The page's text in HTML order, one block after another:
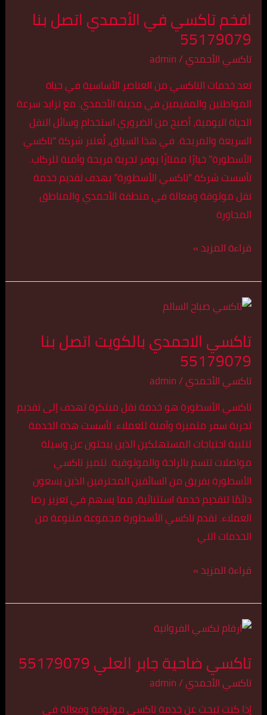
افخم تاكسي في الأحمدي اتصل بنا
55179079
تاكسي الأحمدي/
admin
تعد خدمات التاكسي من العناصر الأساسية في حياة
المواطنين والمقيمين في مدينة الأحمدي. مع تزايد سرعة
الحياة اليومية، أصبح من الضروري استخدام وسائل النقل
السريعة والمريحة. في هذا السياق، تُعتبر شركة “تاكسي
الأسطورة” خيارًا ممتازًا يوفر تجربة مريحة وآمنة للركاب.
تأسست شركة “تاكسي الأسطورة” بهدف تقديم خدمة
نقل موثوقة وفعالة في منطقة الأحمدي والمناطق
المجاورة
في
الأحمدي
اتصل
55179079
قراءة المزيد »
تاكسي الاحمدي بالكويت اتصل بنا
55179079
تاكسي الأحمدي/
admin
تاكسي الأسطورة هو خدمة نقل مبتكرة تهدف إلى تقديم
تجربة سفر متميزة وآمنة للعملاء. تأسست هذه الخدمة
لتلبية احتياجات المستهلكين الذين يبحثون عن وسيلة
مواصلات تتسم بالراحة والموثوقية. تتميز تاكسي
الأسطورة بفريق من السائقين المحترفين الذين يسعون
دائمًا لتقديم خدمة استثنائية، مما يسهم في تعزيز رضا
العملاء. تقدم تاكسي الأسطورة مجموعة متنوعة من
الخدمات التي
تاكسي
بالكويت
اتصل
بنا
55179079
قراءة المزيد »
تاكسي ضاحية جابر العلي 55179079
تاكسي الأحمدي/
admin
إذا كنت تبحث عن خدمة تاكسي موثوقة وفعالة في
تاكسي
جابر
العلي
55179079